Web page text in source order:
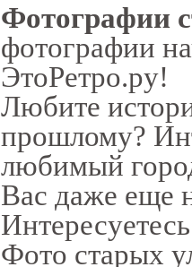
Фотографии
фотографии
ЭтоРетро.ру!
Любите
прошлому?
любимый
Вас даже еще
Фото старых